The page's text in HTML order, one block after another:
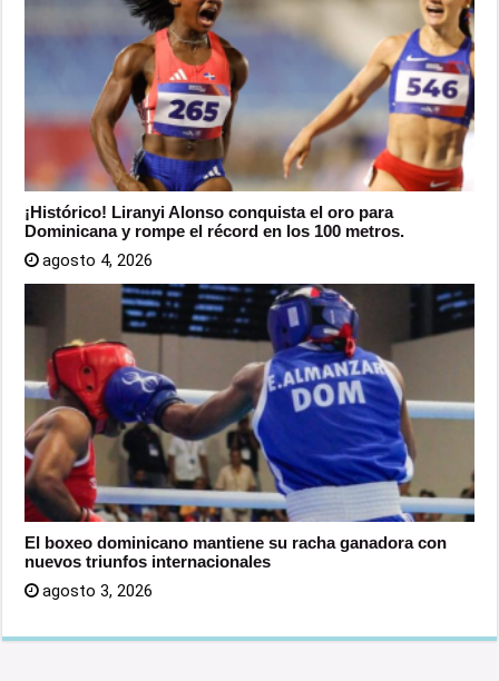
¡Histórico! Liranyi Alonso conquista el oro para
Dominicana y rompe el récord en los 100 metros.
agosto 4, 2026
El boxeo dominicano mantiene su racha ganadora con
nuevos triunfos internacionales
agosto 3, 2026